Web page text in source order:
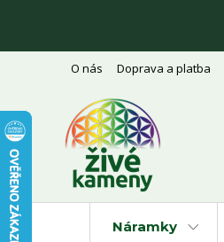
O nás Doprava a platba
Náramky